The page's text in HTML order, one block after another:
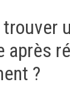
après
?